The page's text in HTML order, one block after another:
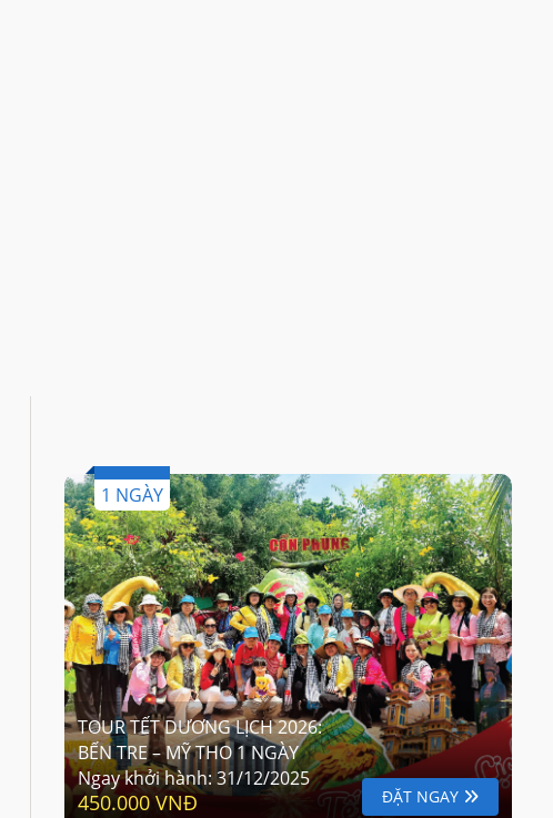
1 NGÀY
TOUR TẾT DƯƠNG LỊCH 2026:
BẾN TRE – MỸ THO 1 NGÀY
Ngay khởi hành:31/12/2025
450.000 VNĐ ĐẶT NGAY